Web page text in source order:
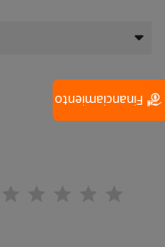
Financiamiento